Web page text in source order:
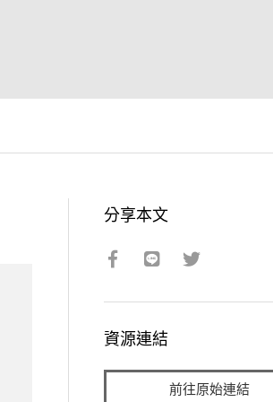
分享本文
資源連結
前往原始連結